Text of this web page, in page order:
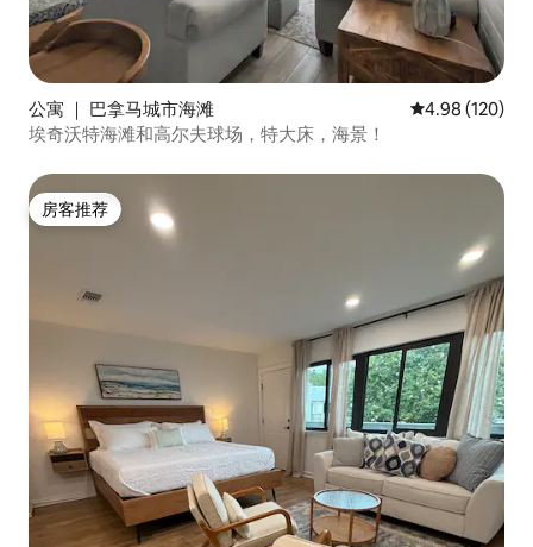
公寓 ｜ 巴拿马城市海滩 平均评分 4.98
4.98 (120)
埃奇沃特海滩和高尔夫球场，特大床，海景！
房客推荐
房客推荐